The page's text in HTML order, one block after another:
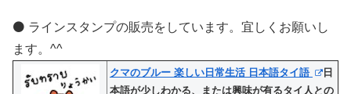
⚫️ ラインスタンプの販売をしています。宜しくお願いし
ます。^^
クマのブルー 楽しい日常生活 日本語タイ語
日
本語が少しわかる、または興味が有るタイ人との